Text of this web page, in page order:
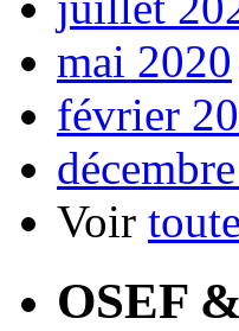
mai 2020
février
Voir
OSEF